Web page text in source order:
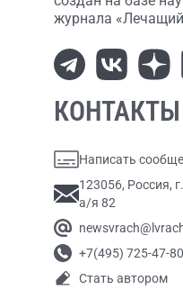
журнала
КОНТАКТЫ
Написать
123056, Россия,
а/я 82
+7(495) 725-47-80
Стать автором